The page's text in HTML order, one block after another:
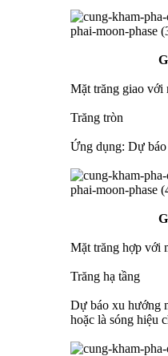
Mặt trăng giao với
Trăng tròn
Ứng dụng: Dự
Mặt trăng hợp với
Trăng hạ tầng
Dự báo xu hướng
hoặc là sóng hiệu